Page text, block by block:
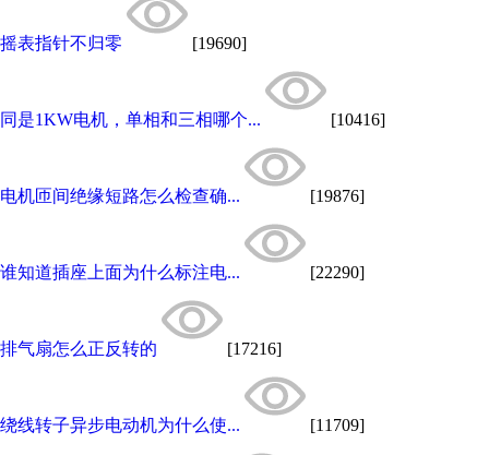
摇表指针不归零 [19690]
同是1KW电机，单相和三相哪个... [10416]
电机匝间绝缘短路怎么检查确... [19876]
谁知道插座上面为什么标注电... [22290]
排气扇怎么正反转的 [17216]
绕线转子异步电动机为什么使... [11709]